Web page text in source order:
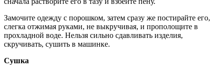
Замочите одежду с порошком, затем сразу же постирайте его,
слегка отжимая руками, не выкручивая, и прополощите в
прохладной воде. Нельзя сильно сдавливать изделия,
скручивать, сушить в машинке.
Сушка